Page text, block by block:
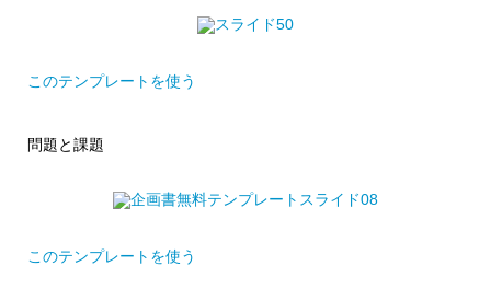
このテンプレートを使う
問題と課題
このテンプレートを使う